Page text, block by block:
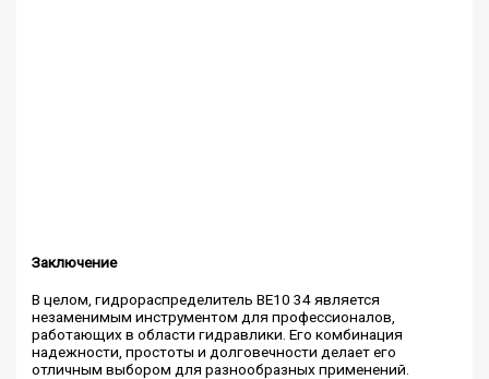
Заключение
В целом, гидрораспределитель ВЕ10 34 является
незаменимым инструментом для профессионалов,
работающих в области гидравлики. Его комбинация
надежности, простоты и долговечности делает его
отличным выбором для разнообразных применений.